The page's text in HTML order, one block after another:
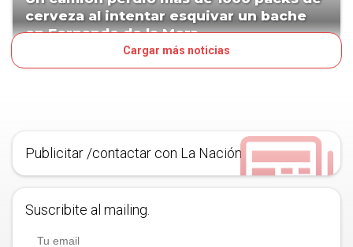
cerveza al intentar esquivar un bache
en Fernando de la Mora
Cargar más noticias
Publicitar /contactar con La Nación
Suscribite al mailing.